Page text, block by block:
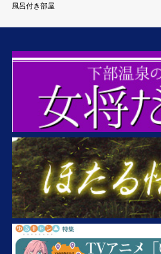
風呂付き部屋